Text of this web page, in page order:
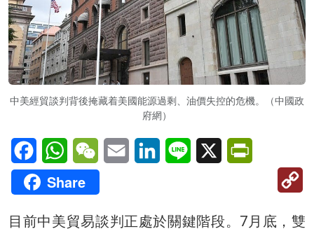
中美經貿談判背後掩藏着美國能源過剩、油價失控的危機。（中國政
府網）
FacebookWhatsAppWeChatEmail LinkedInLine X
Share
目前中美貿易談判正處於關鍵階段。7月底，雙